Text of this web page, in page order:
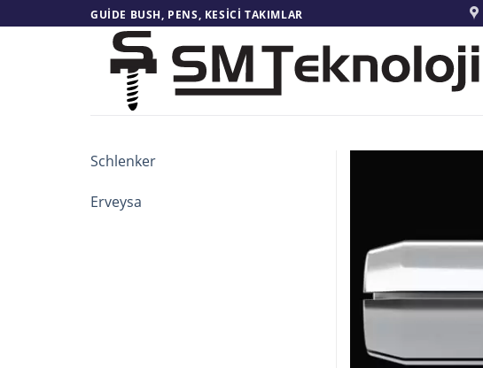
to
GUIDE BUSH, PENS, KESICI TAKIMLAR
Schlenker
Erveysa